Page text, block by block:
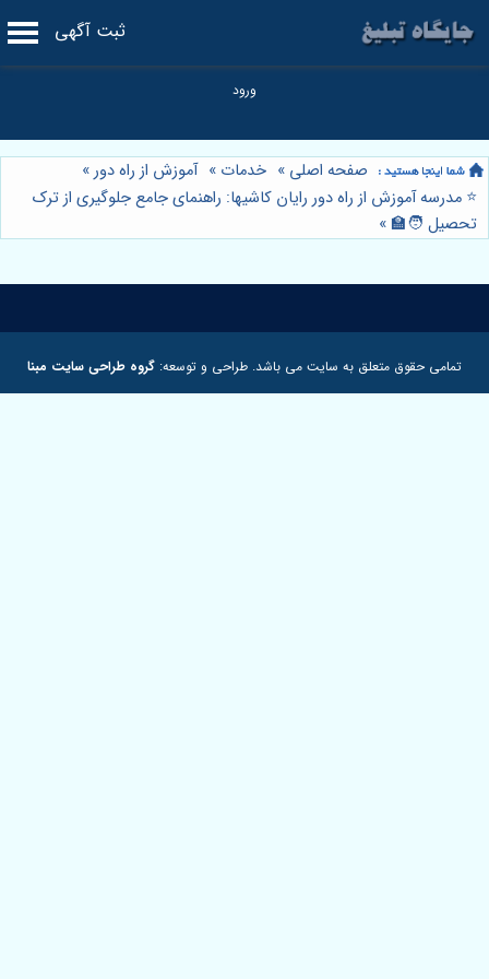
ثبت آگهی
صفحه اصلی » خدمات » آموزش از راه دور»
⭐️ مدرسه آموزش از راه دور رایان کاشیها: راهنمای جامع جلوگیری از ترک
تحصیل 🧑‍🏫 »
تمامی حقوق متعلق به سایت می باشد. طراحی و توسعه: گروه طراحی سایت مبنا